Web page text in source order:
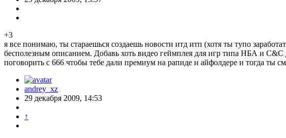
+3
я все понимаю, ты стараешься создаешь новости итд итп (хотя ты тупо
бесполезным описанием. Добавь хоть видео геймплея для игр типа НБА и С&C
поговорить с 666 чтобы тебе дали премиум на рапиде и айфолдере и тогда ты
andrey_xz
29 декабря 2009, 14:53
↑